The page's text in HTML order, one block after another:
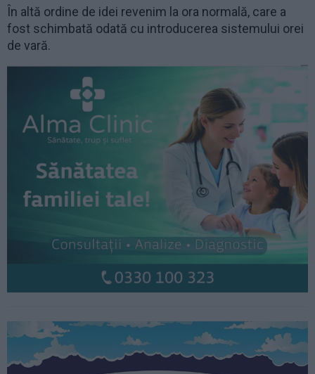
În altă ordine de idei revenim la ora normală, care a
fost schimbată odată cu introducerea sistemului orei
de vară.